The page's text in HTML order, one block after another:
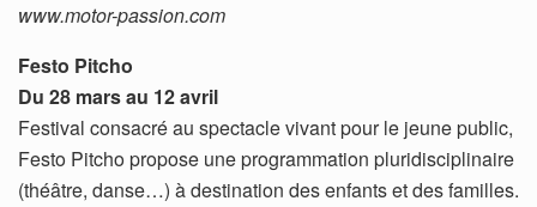
www.motor-passion.com
Festo Pitcho
Du 28 mars au 12 avril
Festival consacré au spectacle vivant pour le jeune public,
Festo Pitcho propose une programmation pluridisciplinaire
(théâtre, danse…) à destination des enfants et des familles.